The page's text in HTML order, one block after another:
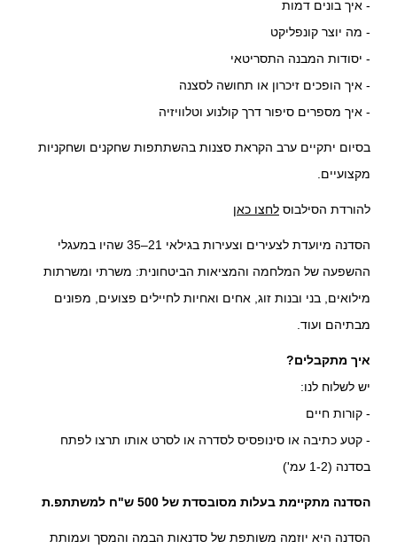
- איך בונים דמות
- מה יוצר קונפליקט
- יסודות המבנה התסריטאי
- איך הופכים זיכרון או תחושה לסצנה
- איך מספרים סיפור דרך קולנוע וטלוויזיה
בסיום יתקיים ערב הקראת סצנות בהשתתפות שחקנים ושחקניות
מקצועיים.
להורדת הסילבוס לחצו כאן
הסדנה מיועדת לצעירים וצעירות בגילאי 21–35 שהיו במעגלי
ההשפעה של המלחמה והמציאות הביטחונית: משרתי ומשרתות
מילואים, בני ובנות זוג, אחים ואחיות לחיילים פצועים, מפונים
מבתיהם ועוד.
איך מתקבלים?
יש לשלוח לנו:
- קורות חיים
- קטע כתיבה או סינופסיס לסדרה או לסרט אותו תרצו לפתח
בסדנה (1-2 עמ')
הסדנה מתקיימת בעלות מסובסדת של 500 ש"ח למשתתפ.ת
הסדנה היא יוזמה משותפת של סדנאות הבמה והמסך ועמותת